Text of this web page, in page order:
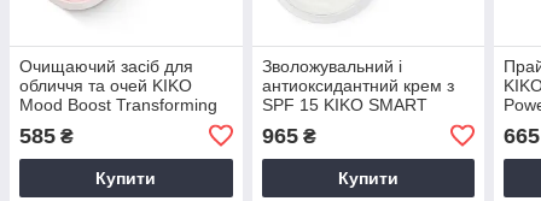
Очищаючий засіб для
обличчя та очей KIKO
Mood Boost Transforming
585 ₴
Купити
Зволожувальний і
антиоксидантний крем з
SPF 15 KIKO SMART
965₴
Купити
665